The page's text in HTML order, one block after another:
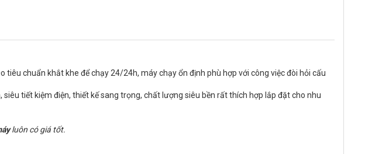
chuẩn khắt khe để chạy 24/24h, máy chạy ổn định phù hợp với công việc đòi hỏi cấu
tiết kiệm điện, thiết kế sang trọng, chất lượng siêu bền rất thích hợp lắp đặt cho nhu
luôn có giá tốt.